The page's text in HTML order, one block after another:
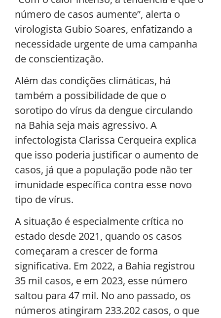
número de casos aumente”, alerta o
virologista Gubio Soares, enfatizando a
necessidade urgente de uma campanha
de conscientização.
Além das condições climáticas, há
também a possibilidade de que o
sorotipo do vírus da dengue circulando
na Bahia seja mais agressivo. A
infectologista Clarissa Cerqueira explica
que isso poderia justificar o aumento de
casos, já que a população pode não ter
imunidade específica contra esse novo
tipo de vírus.
A situação é especialmente crítica no
estado desde 2021, quando os casos
começaram a crescer de forma
significativa. Em 2022, a Bahia registrou
35 mil casos, e em 2023, esse número
saltou para 47 mil. No ano passado, os
números atingiram 233.202 casos, o que